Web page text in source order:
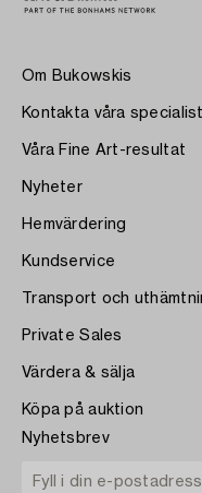
Om Bukowskis
Kontakta våra
Våra Fine Art-resultat
Nyheter
Hemvärdering
Kundservice
Transport och
Private Sales
Värdera & sälja
Köpa på auktion
Nyhetsbrev